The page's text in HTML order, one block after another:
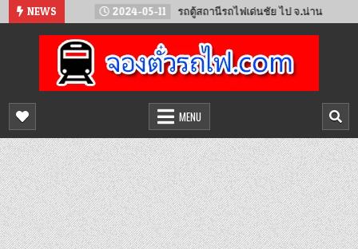
Skip NEWS
วียงจันทน์ 2024-05-11 รถตู้สถานีรถไฟเด่นชัย ไป จ.น่าน
จองตั๋วรถไฟออนไลน์
จำหน่ายตั๋วรถไฟล่วงหน้า จองได้ 24 ชั่วโมง
MENU